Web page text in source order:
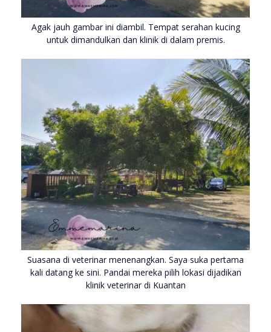
Agak jauh gambar ini diambil. Tempat serahan kucing
untuk dimandulkan dan klinik di dalam premis.
Suasana di veterinar menenangkan. Saya suka pertama
kali datang ke sini. Pandai mereka pilih lokasi dijadikan
klinik veterinar di Kuantan